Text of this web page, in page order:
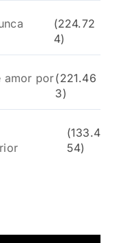
(224.72
4)
amor por(221.46
3)
(133.4
54)